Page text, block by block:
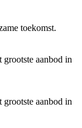
toekomst.
aanbod in
aanbod in